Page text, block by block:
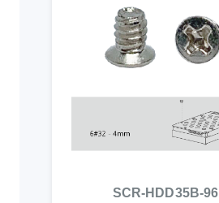
SCR-HDD35B-96